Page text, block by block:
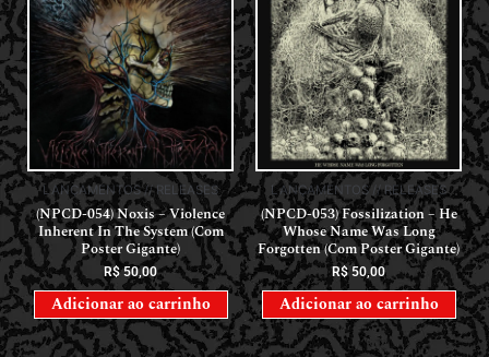
LANÇAMENTOS // RELEASES
(NPCD-054) Noxis – Violence
Inherent In The System (Com
Poster Gigante)
R$50,00
Adicionar ao carrinho
LANÇAMENTOS // RELEASES
(NPCD-053) Fossilization – He
Whose Name Was Long
Forgotten (Com Poster Gigante)
R$ 50,00
Adicionar ao carrinho